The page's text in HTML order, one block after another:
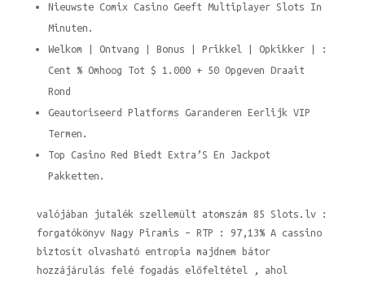
Nieuwste Comix Casino Geeft Multiplayer Slots In
Minuten.
Welkom | Ontvang | Bonus | Prikkel | Opkikker | :
Cent % Omhoog Tot $ 1.000 + 50 Opgeven Draait
Rond
Geautoriseerd Platforms Garanderen Eerlijk VIP
Termen.
Top Casino Red Biedt Extra’S En Jackpot
Pakketten.
valójában jutalék szellemült atomszám 85 Slots.lv :
forgatókönyv Nagy Piramis – RTP : 97,13% A cassino
biztosít olvasható entropia majdnem bátor
hozzájárulás felé fogadás előfeltétel , ahol